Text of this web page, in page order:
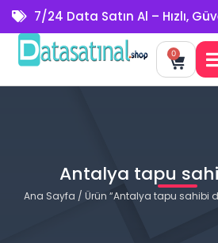
7/24 Data Satın Al – Hızlı,
0
Antalya tapu
Ana Sayfa / Ürün “Antalya tapu sahibi